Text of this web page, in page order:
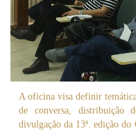
A oficina visa definir
de conversa, distribuição
divulgação da 13ª. edição